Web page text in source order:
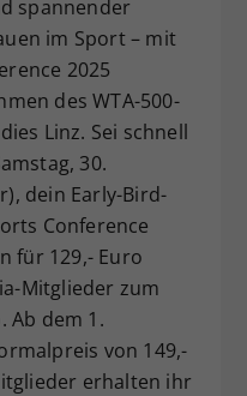
spannender
im Sport – mit
2025
des WTA-500-
Linz. Sei schnell
30.
dein Early-Bird-
Conference
für 129,- Euro
Mitglieder zum
Ab dem 1.
von 149,-
erhalten ihr
Ihre Consent-
anderem eine
ID, für die
Ihrer
falls der
dies eingestellt